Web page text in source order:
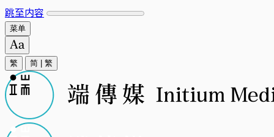
跳至内容
菜单
繁 简 繁